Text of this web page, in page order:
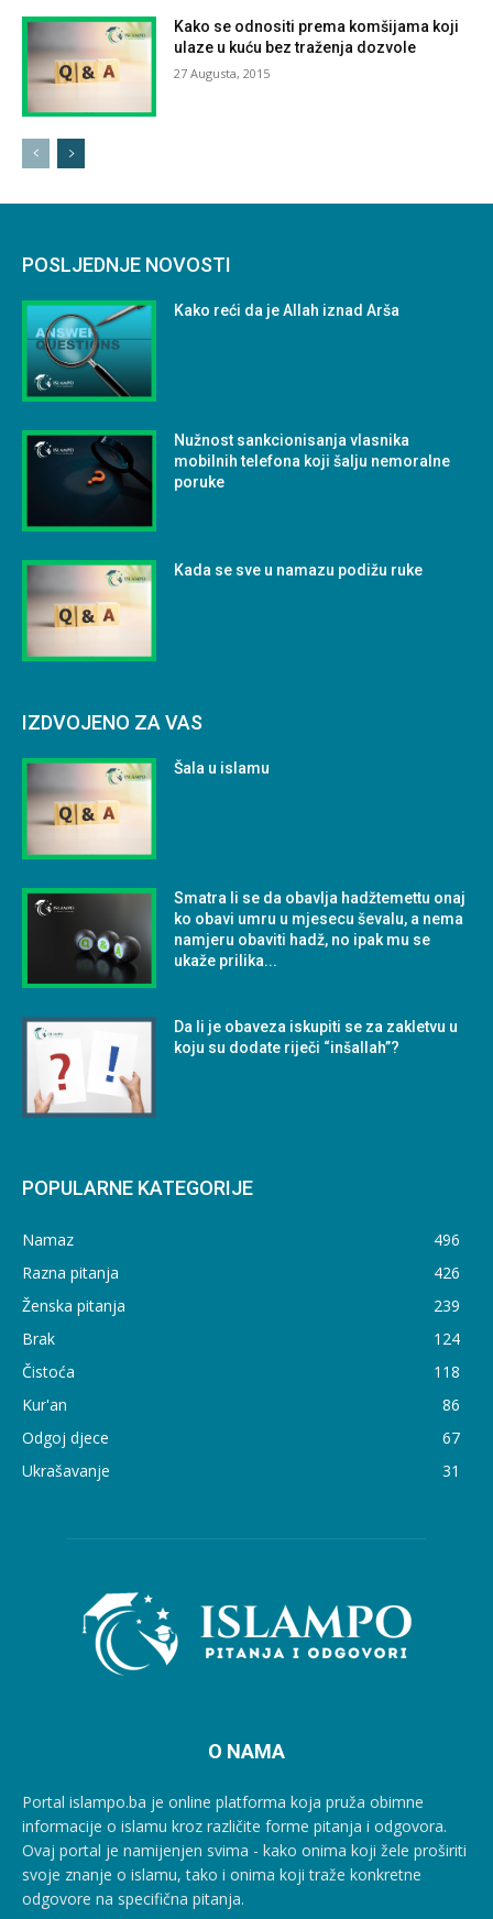
Kako se odnositi prema komšijama koji
ulaze u kuću bez traženja dozvole
27 Augusta, 2015
POSLJEDNJE NOVOSTI
Kako reći da je Allah iznad Arša
Nužnost sankcionisanja vlasnika
mobilnih telefona koji šalju nemoralne
poruke
Kada se sve u namazu podižu ruke
IZDVOJENO ZA VAS
Šala u islamu
Smatra li se da obavlja hadžtemettu onaj
ko obavi umru u mjesecu ševalu, a nema
namjeru obaviti hadž, no ipak mu se
ukaže prilika...
Da li je obaveza iskupiti se za zakletvu u
koju su dodate riječi “inšallah”?
POPULARNE KATEGORIJE
Namaz
496
Razna pitanja
426
Ženska pitanja
239
Brak
124
Čistoća
118
Kur'an
86
Odgoj djece
67
Ukrašavanje
31
O NAMA
Portal islampo.ba je online platforma koja pruža obimne
informacije o islamu kroz različite forme pitanja i odgovora.
Ovaj portal je namijenjen svima - kako onima koji žele proširiti
svoje znanje o islamu, tako i onima koji traže konkretne
odgovore na specifična pitanja.